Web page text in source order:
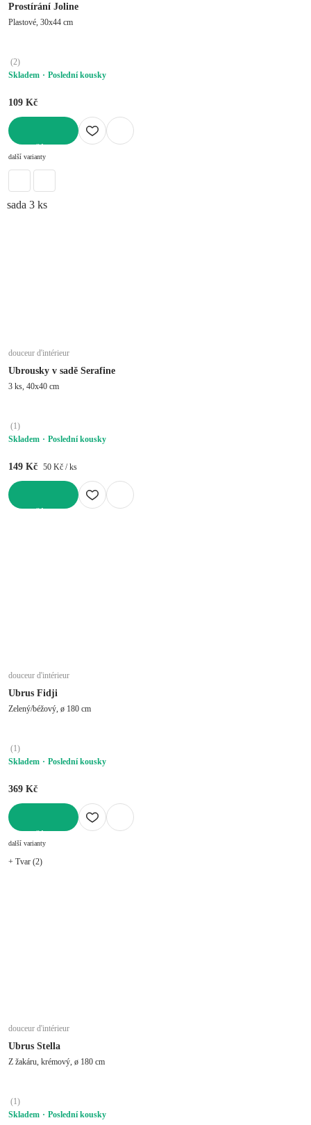
Prostírání Joline
Plastové, 30x44 cm
(2)
Skladem
Poslední kousky
109 Kč
další varianty
sada 3 ks
douceur d'intérieur
Ubrousky v sadě Serafine
3 ks, 40x40 cm
(1)
Skladem
Poslední kousky
149 Kč 50 Kč / ks
douceur d'intérieur
Ubrus Fidji
Zelený/béžový, ø 180 cm
(1)
Skladem
Poslední kousky
369 Kč
další varianty
+ Tvar (2)
douceur d'intérieur
Ubrus Stella
Z žakáru, krémový, ø 180 cm
(1)
Skladem
Poslední kousky